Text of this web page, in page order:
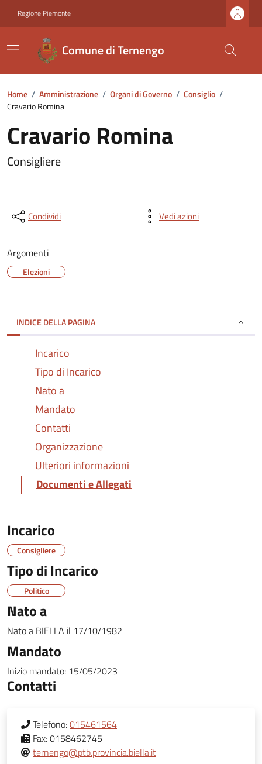
Regione Piemonte
Comune di Ternengo
Home / Amministrazione / Organi di Governo / Consiglio /
Cravario Romina
Cravario Romina
Consigliere
Condividi Vedi azioni
Argomenti
Elezioni
INDICE DELLA PAGINA
Incarico
Tipo di Incarico
Nato a
Mandato
Contatti
Organizzazione
Ulteriori informazioni
Documenti e Allegati
Incarico
Consigliere
Tipo di Incarico
Politico
Nato a
Nato a BIELLA il 17/10/1982
Mandato
Inizio mandato: 15/05/2023
Contatti
Telefono:015461564
Fax:0158462745
ternengo@ptb.provincia.biella.it